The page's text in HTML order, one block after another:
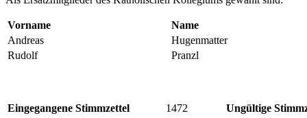
Vorname
Name
Andreas
Hugenmatter
Rudolf
Pranzl
Eingegangene Stimmzettel 1472
Ungültige